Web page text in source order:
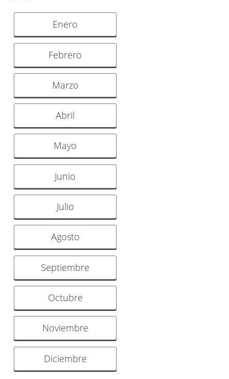
Enero
Febrero
Marzo
Abril
Mayo
Junio
Julio
Agosto
Septiembre
Octubre
Noviembre
Diciembre